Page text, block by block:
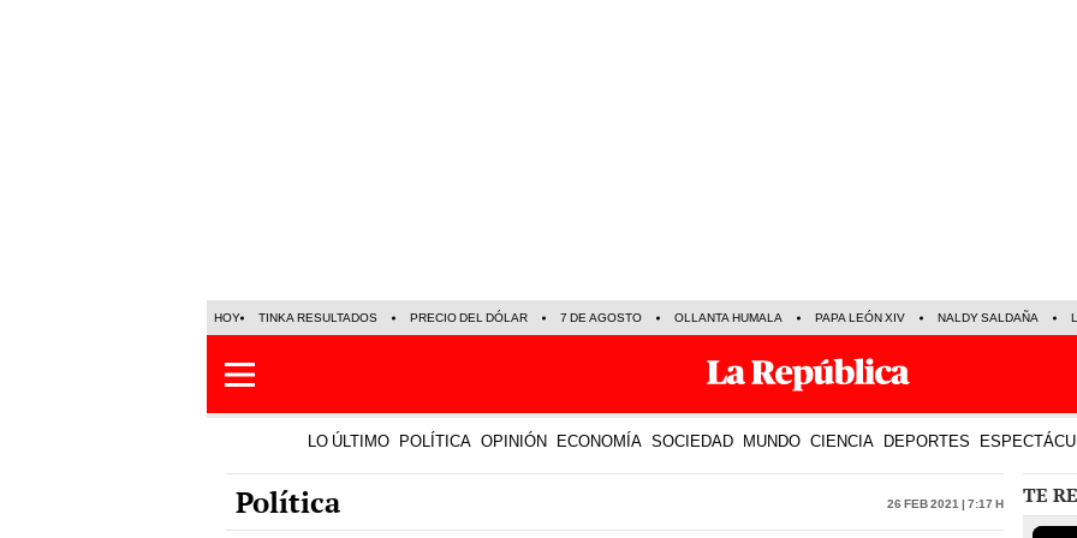
HOY TINKA RESULTADOS PRECIO DEL DÓLAR 7 DE AGOSTO OLLANTA HUMALA PAPA LEÓN XIV NALDY SALDAÑA
LO ÚLTIMO POLÍTICA OPINIÓN ECONOMÍA SOCIEDAD MUNDO CIENCIA DEPORTES
Política 26 Feb 2021 | 7:17 h TE